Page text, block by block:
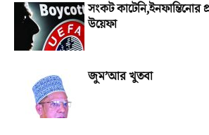
সংকট কাটেনি,ইনফান্তিনোর
উয়েফা
জুম’আর খুতবা